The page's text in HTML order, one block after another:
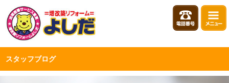
スタッフブログ